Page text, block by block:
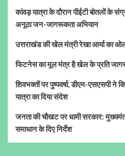
कांवड़ यात्रा के दौरान पीईटी बोतलों के
अनूठा जन-जागरूकता अभियान
उत्तराखंड की खेल मंत्री रेखा आर्या का
फिटनेस का मूल मंत्र है खेल के प्रति
शिवभक्तों पर पुष्पवर्षा, डीएम-एसएसपी ने
यात्रा का दिया संदेश
जनता की चौखट पर धामी सरकार:
समाधान के दिए निर्देश